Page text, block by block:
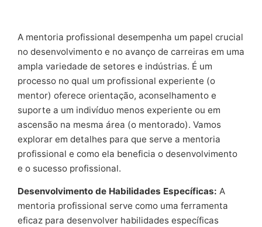
A mentoria profissional desempenha um papel crucial
no desenvolvimento e no avanço de carreiras em uma
ampla variedade de setores e indústrias. É um
processo no qual um profissional experiente (o
mentor) oferece orientação, aconselhamento e
suporte a um indivíduo menos experiente ou em
ascensão na mesma área (o mentorado). Vamos
explorar em detalhes para que serve a mentoria
profissional e como ela beneficia o desenvolvimento
e o sucesso profissional.
Desenvolvimento de Habilidades Específicas: A
mentoria profissional serve como uma ferramenta
eficaz para desenvolver habilidades específicas